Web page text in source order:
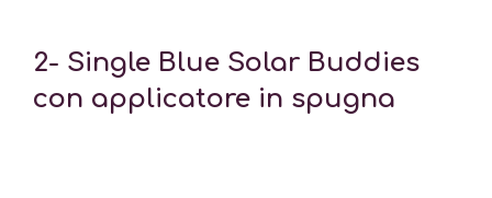
2- Single Blue Solar Buddies
con applicatore in spugna